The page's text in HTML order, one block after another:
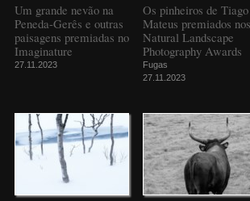
Um grande nevão na
Peneda-Gerês e outras
paisagens premiadas no
Imaginature
27.11.2023
Os pinheiros de Tiago
Mateus premiados nos
Natural Landscape
Photography Awards
Fugas
27.11.2023